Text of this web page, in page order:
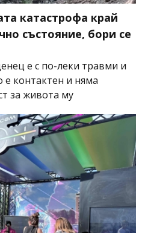
катастрофа край
състояние, бори се
е с по-леки травми и
контактен и няма
за живота му